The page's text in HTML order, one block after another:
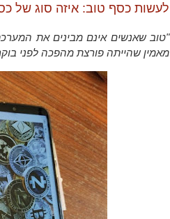
לעשות כסף טוב: איזה סוג של
"טוב שאנשים אינם מבינים את
מאמין שהייתה פורצת מהפכה לפני